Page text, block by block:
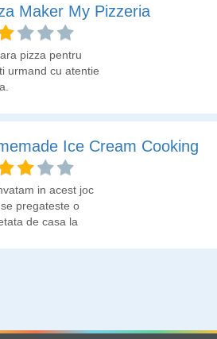
Ce zici, o ajuti
faca cele mai
briose?
Maker My Pizzeria
pizza pentru
urmand cu atentie
Ice Cream Cooking
in acest joc
pregateste o
de casa la